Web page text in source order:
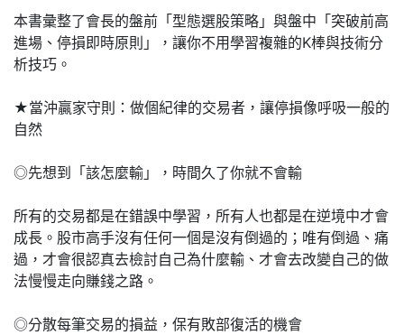
本書彙整了會長的盤前「型態選股策略」與盤中「突破前高
進場、停損即時原則」，讓你不用學習複雜的K棒與技術分
析技巧。
★當沖贏家守則：做個紀律的交易者，讓停損像呼吸一般的
自然
◎先想到「該怎麼輸」，時間久了你就不會輸
所有的交易都是在錯誤中學習，所有人也都是在逆境中才會
成長。股市高手沒有任何一個是沒有倒過的；唯有倒過、痛
過，才會很認真去檢討自己為什麼輸、才會去改變自己的做
法慢慢走向賺錢之路。
◎分散每筆交易的損益，保有敗部復活的機會